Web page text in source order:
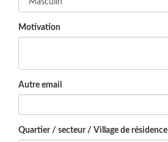
Motivation
Autre email
Quartier / secteur / Village de résidence